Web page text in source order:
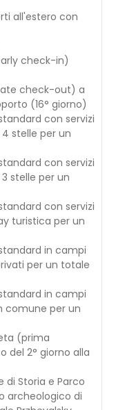
all'estero con
check-in)
check-out) a
(16° giorno)
con servizi
stelle per un
con servizi
stelle per un
con servizi
turistica per un
in campi
per un totale
in campi
comune per un
(prima
del 2° giorno alla
di Storia e Parco
archeologico di